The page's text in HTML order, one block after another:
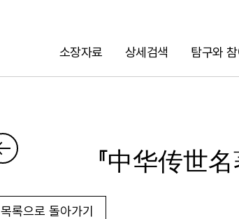
소장자료 상세검색 탐구와 참
검색
『中华传世
목록으로 돌아가기